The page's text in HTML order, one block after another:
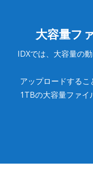
大容量フ
IDXでは、大容量の
アップロードする
1TBの大容量ファイ